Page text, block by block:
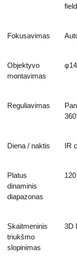
Fokusavimas
Objektyvo
montavimas
φ14
Reguliavimas
Diena / naktis IR
Platus
dinaminis
diapazonas
Skaitmeninis
triukšmo
slopinimas
3D